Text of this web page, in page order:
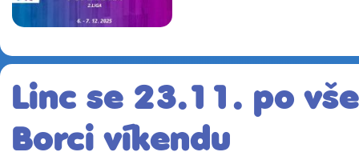
Linc se 23.11. po
Borci víkendu